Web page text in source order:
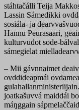
stáhtačálli Teija
Lassin Sámedikki
sosiála- ja
Hannu Peurasaari,
kulturvuđot sode-
sámegielat
– Mii gávnnaimet
ovddideapmái
joatkašuvvá maiddái
máŋggain